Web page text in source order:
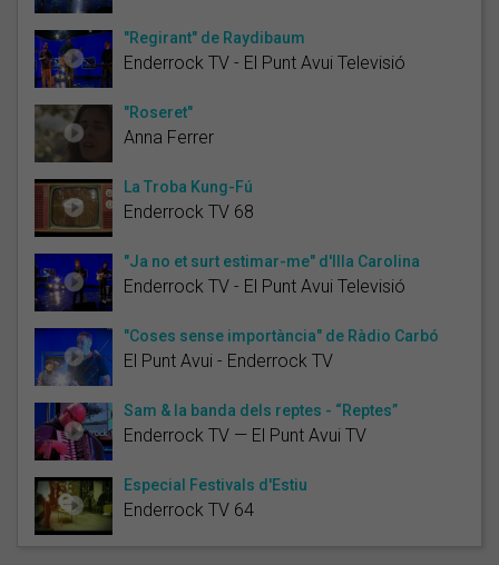
"Regirant" de Raydibaum
Enderrock TV - El Punt Avui Televisió
"Roseret"
Anna Ferrer
La Troba Kung-Fú
Enderrock TV 68
"Ja no et surt estimar-me" d'Illa Carolina
Enderrock TV - El Punt Avui Televisió
"Coses sense importància" de Ràdio Carbó
El Punt Avui - Enderrock TV
Sam & la banda dels reptes - “Reptes”
Enderrock TV — El Punt Avui TV
Especial Festivals d'Estiu
Enderrock TV 64